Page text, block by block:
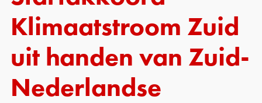
pagina
inhoud
Klimaatstroom Zuid
uit handen van Zuid-
Nederlandse
Monitoring
Contact